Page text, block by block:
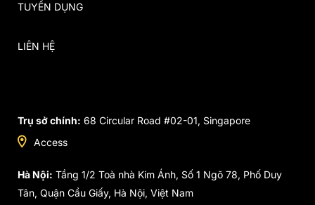
TUYỂN DỤNG
LIÊN HỆ
Trụ sở chính: 68 Circular Road #02-01, Singapore
Access
Hà Nội: Tầng 1/2 Toà nhà Kim Ánh, Số 1 Ngõ 78, Phố Duy
Tân, Quận Cầu Giấy, Hà Nội, Việt Nam